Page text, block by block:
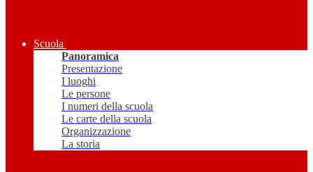
Scuola
Panoramica
Presentazione
I luoghi
Le persone
I numeri della scuola
Le carte della scuola
Organizzazione
La storia